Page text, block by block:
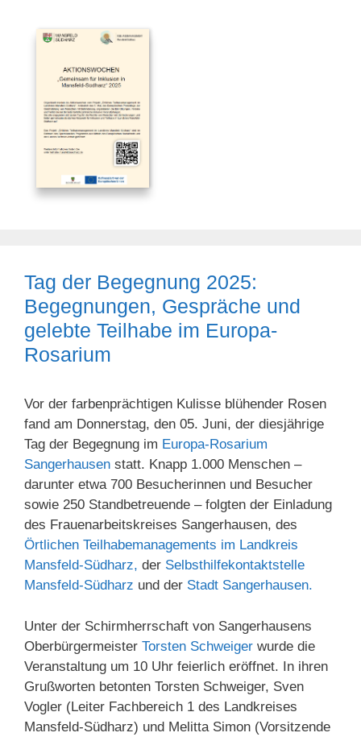
Tag der Begegnung 2025:
Begegnungen, Gespräche und
gelebte Teilhabe im Europa-
Rosarium
Vor der farbenprächtigen Kulisse blühender Rosen
fand am Donnerstag, den 05. Juni, der diesjährige
Tag der Begegnung im Europa-Rosarium
Sangerhausen statt. Knapp 1.000 Menschen –
darunter etwa 700 Besucherinnen und Besucher
sowie 250 Standbetreuende – folgten der Einladung
des Frauenarbeitskreises Sangerhausen, des
Örtlichen Teilhabemanagements im Landkreis
Mansfeld-Südharz, der Selbsthilfekontaktstelle
Mansfeld-Südharz und der Stadt Sangerhausen.
Unter der Schirmherrschaft von Sangerhausens
Oberbürgermeister Torsten Schweiger wurde die
Veranstaltung um 10 Uhr feierlich eröffnet. In ihren
Grußworten betonten Torsten Schweiger, Sven
Vogler (Leiter Fachbereich 1 des Landkreises
Mansfeld-Südharz) und Melitta Simon (Vorsitzende